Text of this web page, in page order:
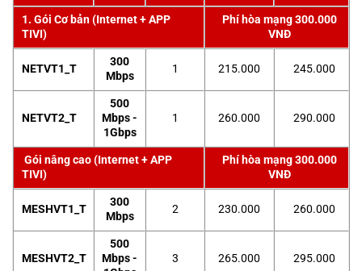
1. Gói Cơ bản (Internet + APP
TIVI)
Phí hòa mạng 300.000
VNĐ
NETVT1_T
300
Mbps
1 215.000 245.000
NETVT2_T
500
Mbps -
1Gbps
1 260.000 290.000
Gói nâng cao (Internet + APP
TIVI)
Phí hòa mạng 300.000
VNĐ
MESHVT1_T
300
Mbps
2 230.000 260.000
MESHVT2_T
500
Mbps -
3 265.000 295.000